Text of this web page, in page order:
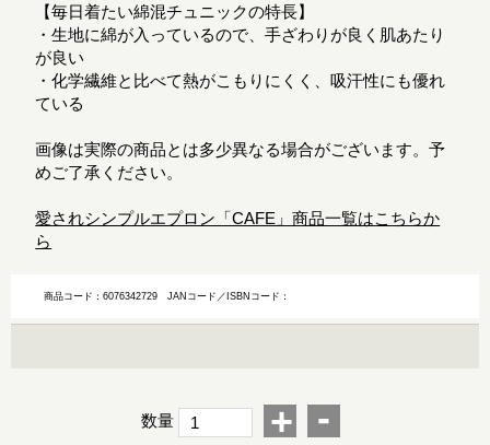
【毎日着たい綿混チュニックの特長】
・生地に綿が入っているので、手ざわりが良く肌あたり
が良い
・化学繊維と比べて熱がこもりにくく、吸汗性にも優れ
ている
画像は実際の商品とは多少異なる場合がございます。予
めご了承ください。
愛されシンプルエプロン「CAFE」商品一覧はこちらか
ら
商品コード：6076342729JANコード／ISBNコード：
数量 + -